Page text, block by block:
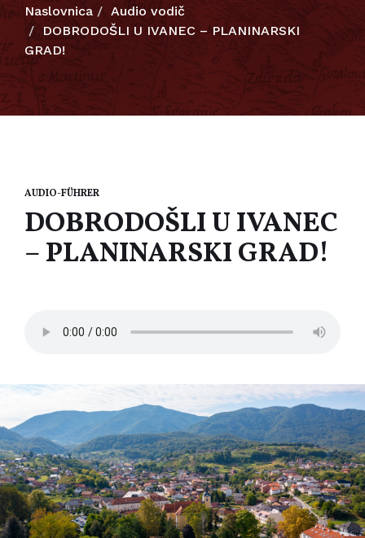
Naslovnica
Audio vodič
DOBRODOŠLI U IVANEC – PLANINARSKI
GRAD!
AUDIO-FÜHRER
DOBRODOŠLI U IVANEC
– PLANINARSKI GRAD!